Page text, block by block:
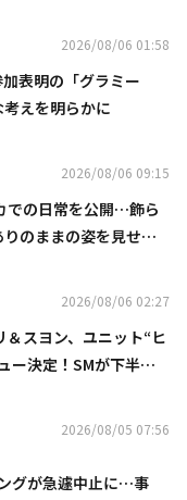
2026/08/06 01:58
表明の「グラミー
えを明らかに
2026/08/06 09:15
での日常を公開…飾ら
のままの姿を見せた
2026/08/06 02:27
スヨン、ユニット“ヒ
ー決定！SMが下半期
2026/08/05 07:56
グが急遽中止に…事